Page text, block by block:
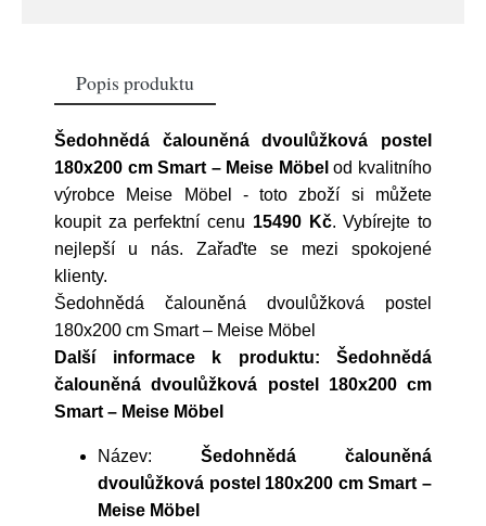
Popis produktu
Šedohnědá čalouněná dvoulůžková postel
180x200 cm Smart – Meise Möbel od kvalitního
výrobce
Meise Möbel
- toto zboží si můžete
koupit za perfektní cenu 15490 Kč. Vybírejte to
nejlepší u nás. Zařaďte se mezi spokojené
klienty.
Šedohnědá čalouněná dvoulůžková postel
180x200 cm Smart – Meise Möbel
Další informace k produktu: Šedohnědá
čalouněná dvoulůžková postel 180x200 cm
Smart – Meise Möbel
Název: Šedohnědá čalouněná
dvoulůžková postel 180x200 cm Smart –
Meise Möbel